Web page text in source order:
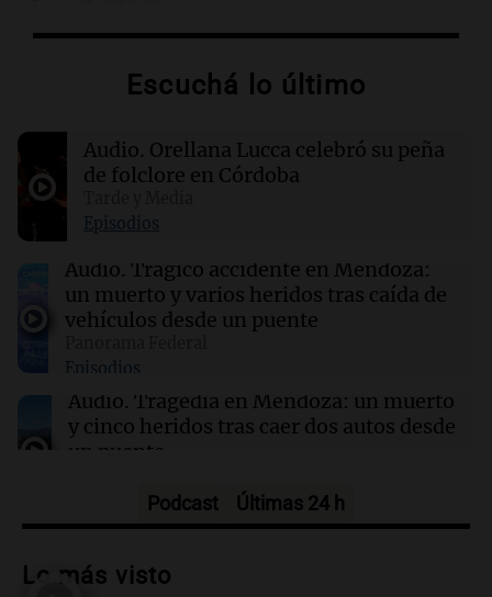
caída con Tigre en el Torneo Clausura
Controles fronterizos en España para viajeros
italianos tras sanciones de Italia
14:23 Una mañana para todos
Voluntarios limpiaron 9.000 metros del río
Suquía y retiraron hasta 800 kilos de basura
por jornada
Matías Pourrain sigue detenido: "Tres
hombres se lo llevaron para hacerle preguntas
y nunca regresó"
Escuchá lo último
Audio. Orellana Lucca celebró su peña
de folclore en Córdoba
Episodios
Audio. Trágico accidente en Mendoza:
un muerto y varios heridos tras caída de
vehículos desde un puente
Episodios
Audio. Tragedia en Mendoza: un muerto
y cinco heridos tras caer dos autos desde
un puente
Audio.Messi llegará esta noche a
tras la muerte de su papá
Podcast Últimas 24 h
Lo más visto